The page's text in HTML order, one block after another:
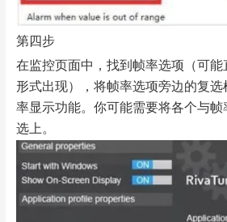
第四步
在监控页面中，找到帧率选项（可
形式出现），将帧率选项旁边的复
率显示功能。你可能需要将各个与
选上。